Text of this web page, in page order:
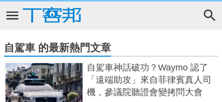
自駕車 的最新熱門文章
自駕車神話破功？Waymo 認了
「遠端助攻」來自菲律賓真人司
機，參議院聽證會變拷問大會